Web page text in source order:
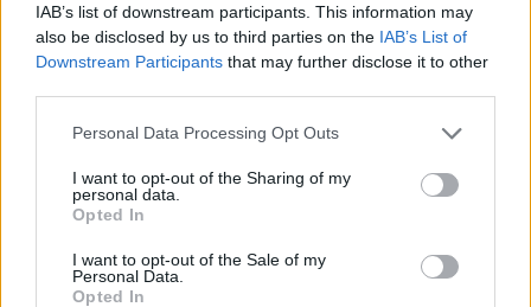
IAB’s list of downstream participants. This information may
also be disclosed by us to third parties on the IAB’s List of
Downstream Participants that may further disclose it to other
Please note that this website/app uses one or more Google
not limited to your visit or usage behaviour. You may click to
grant or deny consent to Google and its third-party tags to
use your data for below specified purposes in below Google
consent section.
Personal Data Processing Opt Outs
I want to opt-out of the Sharing of my
personal data.
Opted In
I want to opt-out of the Sale of my
Personal Data.
Opted In
nuovi acquirenti
Camilla Fiore · 7 Ago 2026
TELEVISIONE